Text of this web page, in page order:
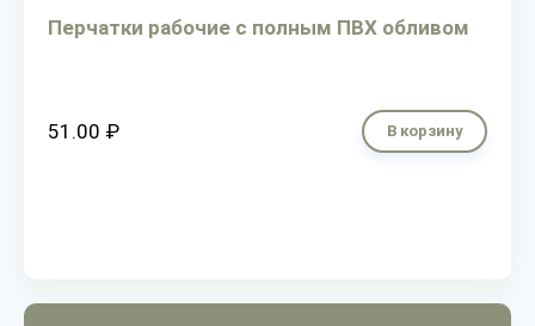
Перчатки рабочие с полным ПВХ обливом
51.00 ₽ В корзину